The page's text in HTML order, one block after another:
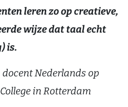
leren zo op creatieve,
wijze dat taal echt
is.
docent Nederlands op
in Rotterdam